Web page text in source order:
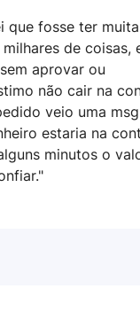
que fosse ter muita
de coisas,
aprovar ou
não cair na
veio uma
estaria na
minutos o